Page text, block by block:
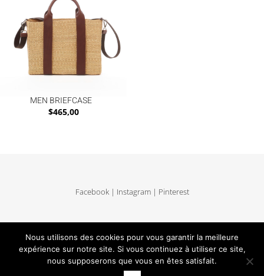
MEN BRIEFCASE
$465,00
Facebook | Instagram | Pinterest
Livraison et retours|Mentions légales|CGV| Confidentialité|Plan du site
Nous utilisons des cookies pour vous garantir la meilleure
expérience sur notre site. Si vous continuez à utiliser ce site,
nous supposerons que vous en êtes satisfait.